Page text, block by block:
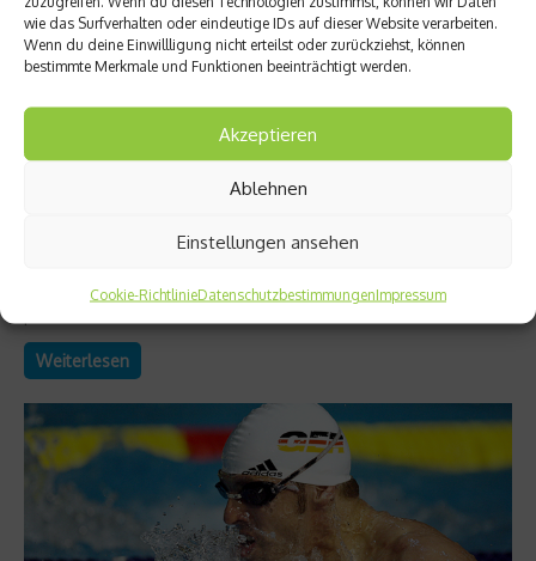
wie das Surfverhalten oder eindeutige IDs auf dieser Website verarbeiten.
Wenn du deine Einwillligung nicht erteilst oder zurückziehst, können
bestimmte Merkmale und Funktionen beeinträchtigt werden.
Akzeptieren
Ablehnen
Einstellungen ansehen
Cookie-RichtlinieDatenschutzbestimmungenImpressum
Ratgeber Gesundheit
Achtung Doping – Hilfe durch die Kölner Liste
Immer wieder führen Sportler positive Dopingproben auf
Blick auf die Kölner Liste wäre das möglicherweise nicht
Weiterlesen